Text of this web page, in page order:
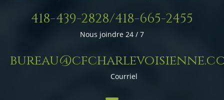
418-439-2828/418-665-2455
Nous joindre 24 / 7
Courriel